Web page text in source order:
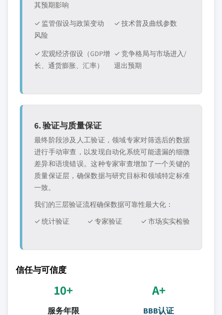
其预期影响
✓ 监管假设与政策变动
风险
✓ 技术普及曲线参数
✓ 宏观经济假设（GDP增
长、通货膨胀、汇率）
✓ 竞争格局与市场进入/
退出预期
6. 验证与质量保证
最终阶段涉及人工验证，领域专家对筛选后的数据
进行手动审查，以发现自动化系统可能遗漏的细微
差异和语境错误。这种专家审查增加了一个关键的
质量保证层，确保数据与研究目标和领域特定标准
一致。
我们的三层验证流程确保数据可靠性最大化：
✓ 统计验证
✓ 专家验证 ✓ 市场实实检验
信任与可信度
10+
服务年限
A+
BBB认证